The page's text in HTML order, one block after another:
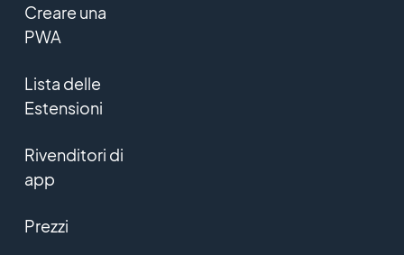
Creare una
PWA
Lista delle
Estensioni
Rivenditori di
app
Prezzi